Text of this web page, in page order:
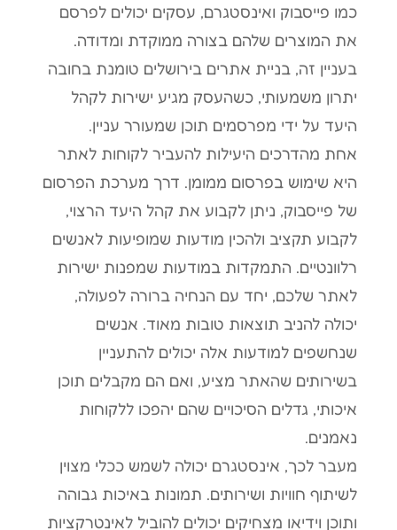
כמו פייסבוק ואינסטגרם, עסקים יכולים לפרסם
את המוצרים שלהם בצורה ממוקדת ומדודה.
בעניין זה, בניית אתרים בירושלים טומנת בחובה
יתרון משמעותי, כשהעסק מגיע ישירות לקהל
היעד על ידי מפרסמים תוכן שמעורר עניין.
אחת מהדרכים היעילות להעביר לקוחות לאתר
היא שימוש בפרסום ממומן. דרך מערכת הפרסום
של פייסבוק, ניתן לקבוע את קהל היעד הרצוי,
לקבוע תקציב ולהכין מודעות שמופיעות לאנשים
רלוונטיים. התמקדות במודעות שמפנות ישירות
לאתר שלכם, יחד עם הנחיה ברורה לפעולה,
יכולה להניב תוצאות טובות מאוד. אנשים
שנחשפים למודעות אלה יכולים להתעניין
בשירותים שהאתר מציע, ואם הם מקבלים תוכן
איכותי, גדלים הסיכויים שהם יהפכו ללקוחות
נאמנים.
מעבר לכך, אינסטגרם יכולה לשמש ככלי מצוין
לשיתוף חוויות ושירותים. תמונות באיכות גבוהה
ותוכן וידיאו מצחיקים יכולים להוביל לאינטרקציות